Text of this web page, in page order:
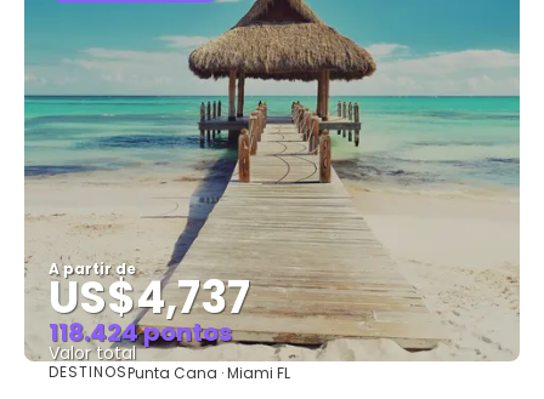
A partir de
US$4,737
118.424 pontos
Valor total
Saiba mais
DESTINOSPunta Cana · Miami FL